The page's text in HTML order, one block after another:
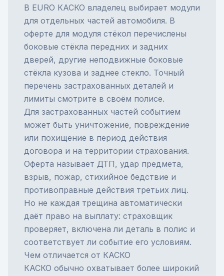
В EURO КАСКО владелец выбирает модули
для отдельных частей автомобиля. В
оферте для модуля стёкол перечислены
боковые стёкла передних и задних
дверей, другие неподвижные боковые
стёкла кузова и заднее стекло. Точный
перечень застрахованных деталей и
лимиты смотрите в своём полисе.
Для застрахованных частей событием
может быть уничтожение, повреждение
или похищение в период действия
договора и на территории страхования.
Оферта называет ДТП, удар предмета,
взрыв, пожар, стихийное бедствие и
противоправные действия третьих лиц.
Но не каждая трещина автоматически
даёт право на выплату: страховщик
проверяет, включена ли деталь в полис и
соответствует ли событие его условиям.
Чем отличается от КАСКО
КАСКО обычно охватывает более широкий